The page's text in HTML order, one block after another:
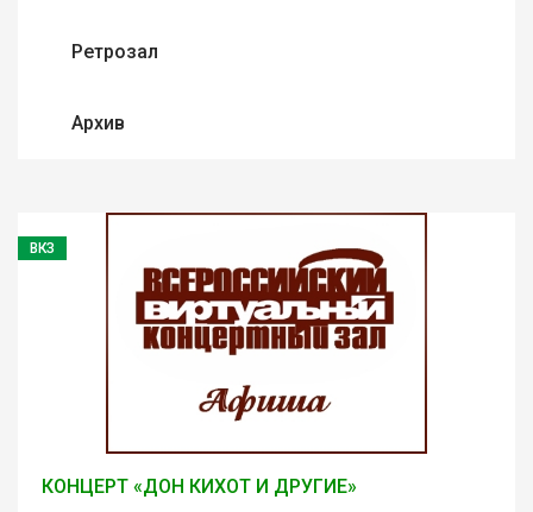
Ретрозал
Архив
ВКЗ
КОНЦЕРТ «ДОН КИХОТ И ДРУГИЕ»